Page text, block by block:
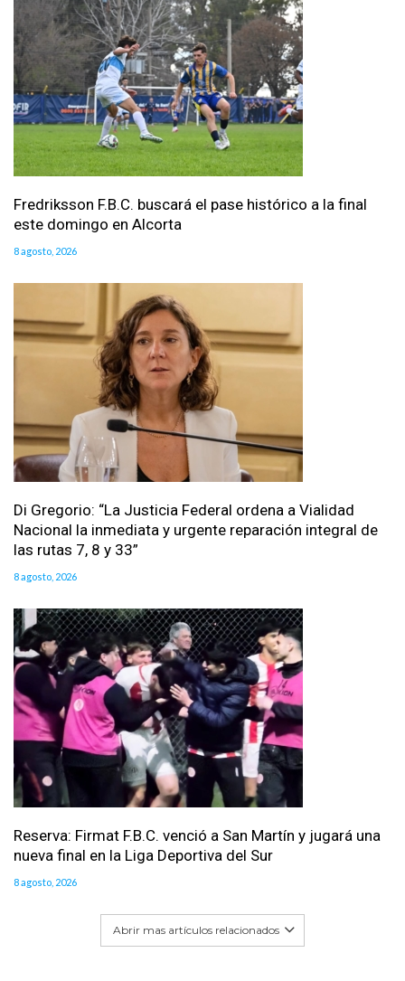
Fredriksson F.B.C. buscará el pase histórico a la final
este domingo en Alcorta
8 agosto, 2026
Di Gregorio: “La Justicia Federal ordena a Vialidad
Nacional la inmediata y urgente reparación integral de
las rutas 7, 8 y 33”
8 agosto, 2026
Reserva: Firmat F.B.C. venció a San Martín y jugará una
nueva final en la Liga Deportiva del Sur
8 agosto, 2026
Abrir mas artículos relacionados